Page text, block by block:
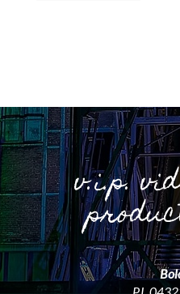
v.i.p.